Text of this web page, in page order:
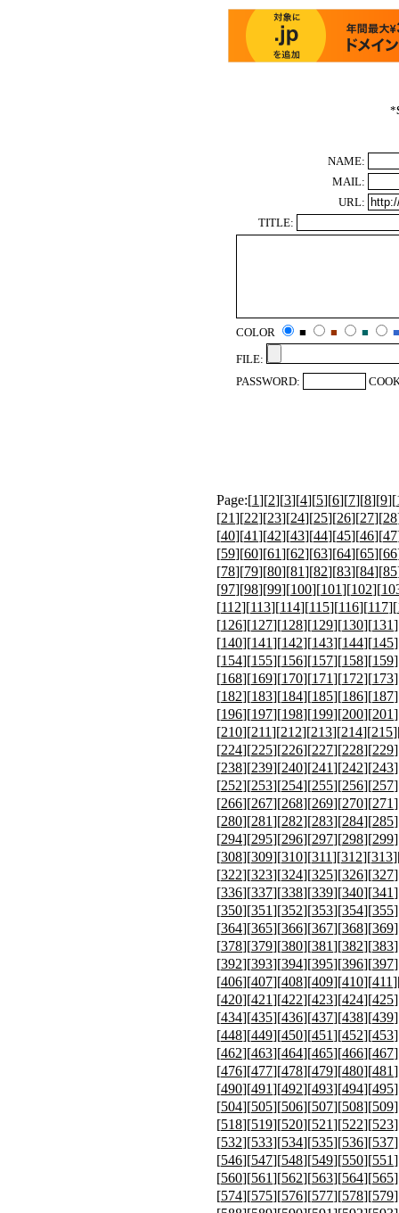
*
NAME:
MAIL:
URL:
TITLE:
COLOR ■ ■ ■
■
FILE:
PASSWORD:
Page:[1][2][3][4][5][6][7][8][9][
[21][22][23][24][25][26][27][28
[40][41][42][43][44][45][46][47
[59][60][61][62][63][64][65][66
[78][79][80][81][82][83][84][85
[97][98][99][100][101][102][
[112][113][114][115][116][117][
[126][127][128][129][130][131
[140][141][142][143][144][145
[154][155][156][157][158][159
[168][169][170][171][172][173
[182][183][184][185][186][187
[196][197][198][199][200][201
[210][211][212][213][214][215
[224][225][226][227][228][229
[238][239][240][241][242][243
[252][253][254][255][256][257
[266][267][268][269][270][271
[280][281][282][283][284][285
[294][295][296][297][298][299
[308][309][310][311][312][313
[322][323][324][325][326][327
[336][337][338][339][340][341
[350][351][352][353][354][355
[364][365][366][367][368][369
[378][379][380][381][382][383
[392][393][394][395][396][397
[406][407][408][409][410][411
[420][421][422][423][424][425
[434][435][436][437][438][439
[448][449][450][451][452][453
[462][463][464][465][466][467
[476][477][478][479][480][481
[490][491][492][493][494][495
[504][505][506][507][508][509
[518][519][520][521][522][523
[532][533][534][535][536][537
[546][547][548][549][550][551
[560][561][562][563][564][565
[574][575][576][577][578][579